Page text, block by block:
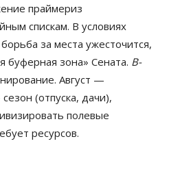
праймериз
спискам. В условиях
за места ужесточится,
буферная зона» Сената. В-
Август —
(отпуска, дачи),
полевые
ресурсов.